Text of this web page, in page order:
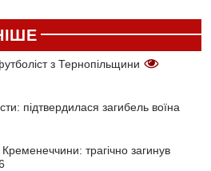
з Тернопільщини
підтвердилася загибель воїна
трагічно загинув